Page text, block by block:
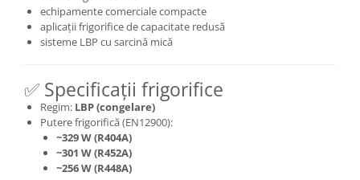
echipamente comerciale compacte
aplicații frigorifice de capacitate redusă
sisteme LBP cu sarcină mică
✅ Specificații frigorifice
Regim: LBP (congelare)
Putere frigorifică (EN12900):
~329 W (R404A)
~301 W (R452A)
~256 W (R448A)